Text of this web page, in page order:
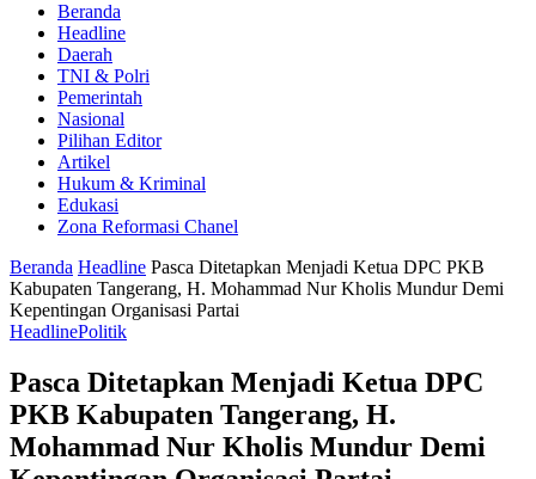
Beranda
Headline
Daerah
TNI & Polri
Pemerintah
Nasional
Pilihan Editor
Artikel
Hukum & Kriminal
Edukasi
Zona Reformasi Chanel
Beranda Headline Pasca Ditetapkan Menjadi Ketua DPC PKB
Kabupaten Tangerang, H. Mohammad Nur Kholis Mundur Demi
Kepentingan Organisasi Partai
HeadlinePolitik
Pasca Ditetapkan Menjadi Ketua DPC
PKB Kabupaten Tangerang, H.
Mohammad Nur Kholis Mundur Demi